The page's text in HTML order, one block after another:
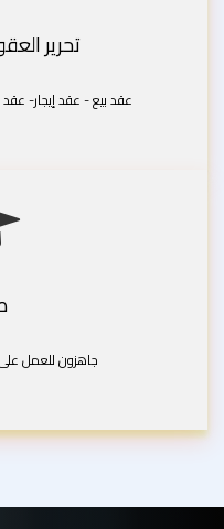
تحرير
عقد بيع - عقد إيجار-
جاهزون للعمل